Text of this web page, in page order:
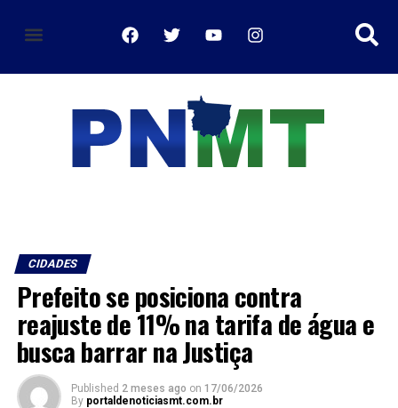
CIDADES
Prefeito se posiciona contra
reajuste de 11% na tarifa de água e
busca barrar na Justiça
Published 2 meses ago on 17/06/2026
By portaldenoticiasmt.com.br